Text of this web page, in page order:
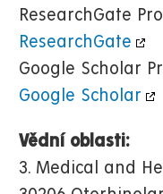
ResearchGate
ResearchGate
Google Scholar
Google Scholar
Vědní oblasti:
3. Medical and